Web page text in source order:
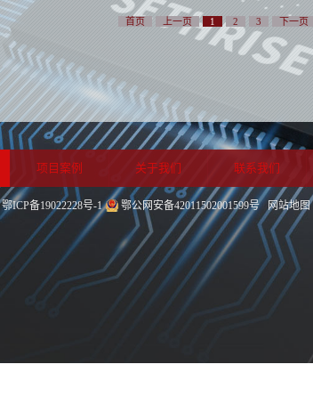
项目案例 关于我们 联系我们
首页 上一页 1 2 3 下一页
鄂ICP备19022228号-1 鄂公网安备42011502001599号 网站地图